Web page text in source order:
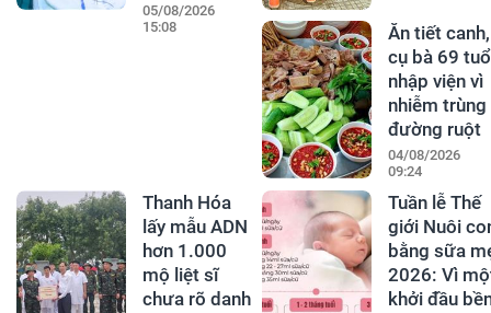
05/08/2026
15:08
Ăn tiết canh,
cụ bà 69
nhập viện vì
nhiễm trùng
đường ruột
04/08/2026
09:24
Thanh Hóa
lấy mẫu ADN
hơn 1.000
mộ liệt sĩ
chưa rõ danh
Tuần lễ Thế
giới Nuôi
bằng sữa
2026: Vì
khởi đầu